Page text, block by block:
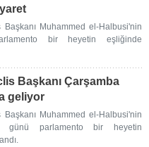
Başkanı Muhammed el-Halbusi'nin
bir heyetin eşliğinde
Başkanı Çarşamba
geliyor
Başkanı Muhammed el-Halbusi'nin
günü parlamento bir heyetin